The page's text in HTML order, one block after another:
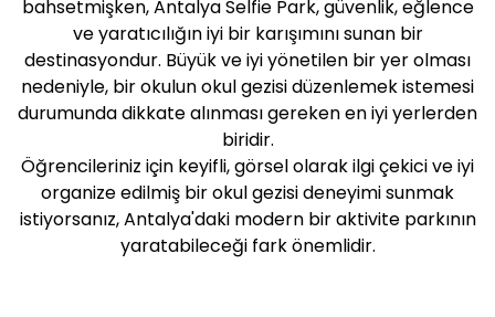
bahsetmişken, Antalya Selfie Park, güvenlik, eğlence
ve yaratıcılığın iyi bir karışımını sunan bir
destinasyondur. Büyük ve iyi yönetilen bir yer olması
nedeniyle, bir okulun okul gezisi düzenlemek istemesi
durumunda dikkate alınması gereken en iyi yerlerden
biridir.
Öğrencileriniz için keyifli, görsel olarak ilgi çekici ve iyi
organize edilmiş bir okul gezisi deneyimi sunmak
istiyorsanız, Antalya'daki modern bir aktivite parkının
yaratabileceği fark önemlidir.